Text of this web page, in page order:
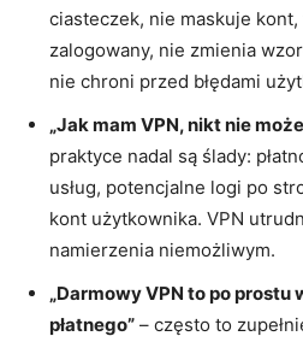
ciasteczek, nie maskuje
zalogowany, nie zmienia
nie chroni przed błędami
„Jak mam VPN, nikt nie
praktyce nadal są ślady:
usług, potencjalne logi po
kont użytkownika. VPN
namierzenia niemożliwym.
„Darmowy VPN to po prostu
płatnego” – często to